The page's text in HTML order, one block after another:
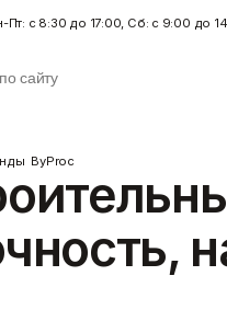
Пт: с 8:30 до 17:00, Сб: с 9:00 до
Гипсокартон
Гипсокартон стандартный
Ленты для швов
ByProc